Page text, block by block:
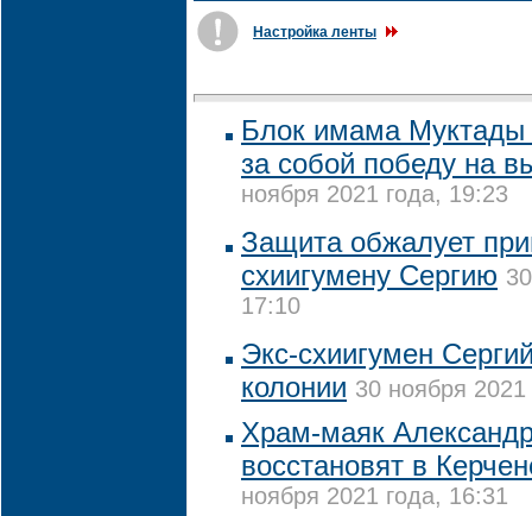
Настройка ленты
Блок имама Муктады
за собой победу на
ноября 2021 года, 19:23
Защита обжалует
схиигумену Сергию
17:10
Экс-схиигумен
колонии 30 ноября
Храм-маяк
восстановят в
ноября 2021 года, 16:31